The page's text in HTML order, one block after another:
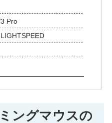
Pro
ングマウスの